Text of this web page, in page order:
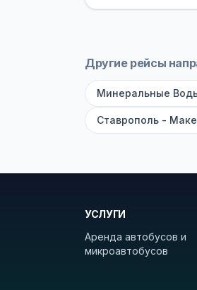
оплата
рейсов вы
Удачных
Другие рейсы
Минеральные
Ставрополь -
УСЛУГИ
Аренда автобусов и
микроавтобусов